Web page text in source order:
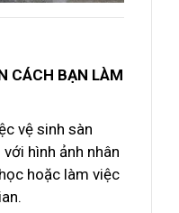
CÁCH BẠN LÀM
vệ sinh sàn
hình ảnh nhân
hoặc làm việc